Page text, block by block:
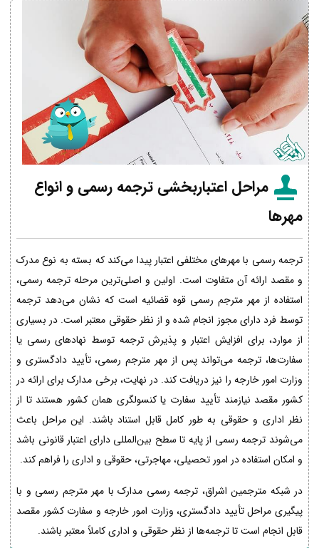
مراحل اعتباربخشی ترجمه رسمی و انواع
مهرها
ترجمه رسمی با مهرهای مختلفی اعتبار پیدا می‌کند که بسته به نوع مدرک
و مقصد ارائه آن متفاوت است. اولین و اصلی‌ترین مرحله ترجمه رسمی،
استفاده از مهر مترجم رسمی قوه قضائیه است که نشان می‌دهد ترجمه
توسط فرد دارای مجوز انجام شده و از نظر حقوقی معتبر است. در بسیاری
از موارد، برای افزایش اعتبار و پذیرش ترجمه توسط نهادهای رسمی یا
سفارت‌ها، ترجمه می‌تواند پس از مهر مترجم رسمی، تأیید دادگستری و
وزارت امور خارجه را نیز دریافت کند. در نهایت، برخی مدارک برای ارائه در
کشور مقصد نیازمند تأیید سفارت یا کنسولگری همان کشور هستند تا از
نظر اداری و حقوقی به طور کامل قابل استناد باشند. این مراحل باعث
می‌شوند ترجمه رسمی از پایه تا سطح بین‌المللی دارای اعتبار قانونی باشد
و امکان استفاده در امور تحصیلی، مهاجرتی، حقوقی و اداری را فراهم کند.
در شبکه مترجمین اشراق، ترجمه رسمی مدارک با مهر مترجم رسمی و با
پیگیری مراحل تأیید دادگستری، وزارت امور خارجه و سفارت کشور مقصد
قابل انجام است تا ترجمه‌ها از نظر حقوقی و اداری کاملاً معتبر باشند.